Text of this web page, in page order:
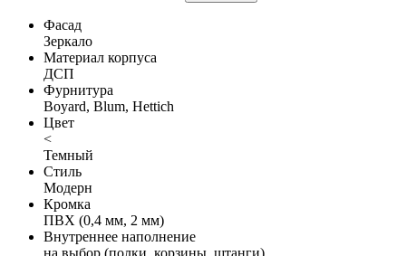
Фасад
Зеркало
Материал корпуса
ДСП
Фурнитура
Boyard, Blum, Hettich
Цвет
<
Темный
Стиль
Модерн
Кромка
ПВХ (0,4 мм, 2 мм)
Внутреннее наполнение
на выбор (полки, корзины, штанги)